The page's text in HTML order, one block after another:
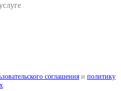
соглашения и политику